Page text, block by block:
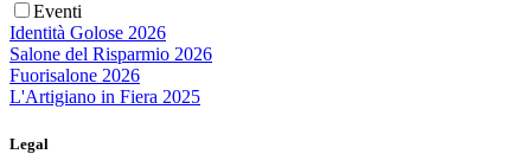
Eventi
Identità Golose 2026
Salone del Risparmio 2026
Fuorisalone 2026
L'Artigiano in Fiera 2025
Legal